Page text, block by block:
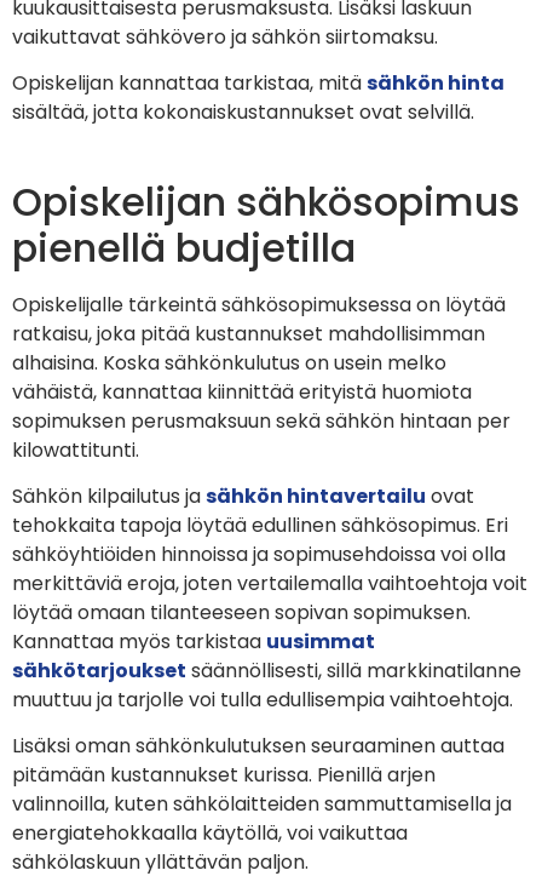
kuukausittaisesta perusmaksusta. Lisäksi laskuun
vaikuttavat sähkövero ja sähkön siirtomaksu.
Opiskelijan kannattaa tarkistaa, mitäsähkön hinta
sisältää, jotta kokonaiskustannukset ovat selvillä.
Opiskelijan sähkösopimus
pienellä budjetilla
Opiskelijalle tärkeintä sähkösopimuksessa on löytää
ratkaisu, joka pitää kustannukset mahdollisimman
alhaisina. Koska sähkönkulutus on usein melko
vähäistä, kannattaa kiinnittää erityistä huomiota
sopimuksen perusmaksuun sekä sähkön hintaan per
kilowattitunti.
Sähkön kilpailutus jasähkön hintavertailu ovat
tehokkaita tapoja löytää edullinen sähkösopimus. Eri
sähköyhtiöiden hinnoissa ja sopimusehdoissa voi olla
merkittäviä eroja, joten vertailemalla vaihtoehtoja voit
löytää omaan tilanteeseen sopivan sopimuksen.
Kannattaa myös tarkistaa uusimmat
sähkötarjoukset säännöllisesti, sillä markkinatilanne
muuttuu ja tarjolle voi tulla edullisempia vaihtoehtoja.
Lisäksi oman sähkönkulutuksen seuraaminen auttaa
pitämään kustannukset kurissa. Pienillä arjen
valinnoilla, kuten sähkölaitteiden sammuttamisella ja
energiatehokkaalla käytöllä, voi vaikuttaa
sähkölaskuun yllättävän paljon.